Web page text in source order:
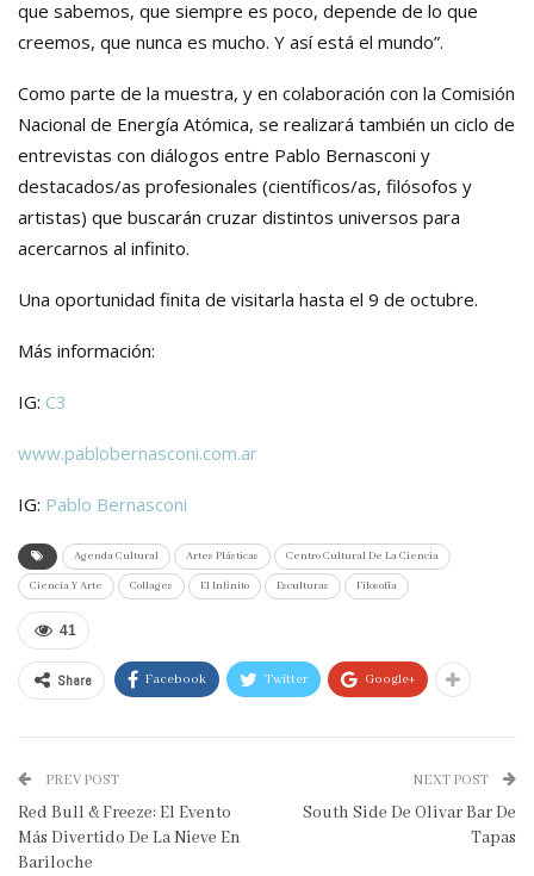
que sabemos, que siempre es poco, depende de lo que
creemos, que nunca es mucho. Y así está el mundo”.
Como parte de la muestra, y en colaboración con la Comisión
Nacional de Energía Atómica, se realizará también un ciclo de
entrevistas con diálogos entre Pablo Bernasconi y
destacados/as profesionales (científicos/as, filósofos y
artistas) que buscarán cruzar distintos universos para
acercarnos al infinito.
Una oportunidad finita de visitarla hasta el 9 de octubre.
Más información:
IG: C3
www.pablobernasconi.com.ar
IG: Pablo Bernasconi
Agenda Cultural Artes Plásticas Centro Cultural De La Ciencia
Ciencia Y Arte Collages El Infinito Esculturas Filosofía
41
Share Facebook Twitter Google+
PREV POST
Red Bull & Freeze: El Evento
Más Divertido De La Nieve En
Bariloche
NEXT POST
South Side De Olivar Bar De
Tapas